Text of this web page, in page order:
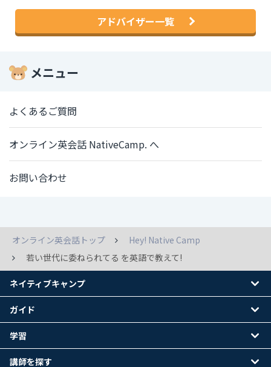
アドバイザー一覧
メニュー
よくあるご質問
オンライン英会話 NativeCamp. へ
お問い合わせ
オンライン英会話トップ
Hey! Native Camp
若い世代に委ねられてる を英語で教えて!
ネイティブキャンプ
ガイド
学習
講師を探す